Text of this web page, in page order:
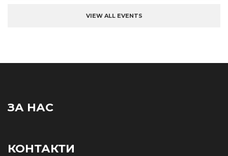
VIEW ALL EVENTS
ЗА НАС
КОНТАКТИ